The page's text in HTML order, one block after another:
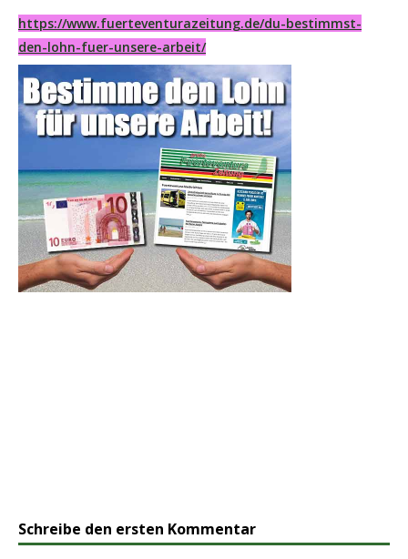
https://www.fuerteventurazeitung.de/du-bestimmst-
den-lohn-fuer-unsere-arbeit/
Schreibe den ersten Kommentar